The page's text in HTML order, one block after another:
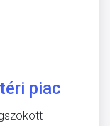
piac